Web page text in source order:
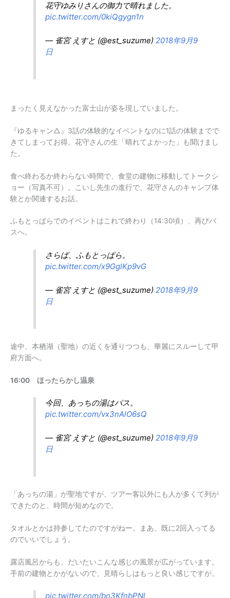
花守ゆみりさんの御力で晴れました。
pic.twitter.com/0kiQgygn1n
— 雀宮 えすと (@est_suzume)2018年9月9
日
まったく見えなかった富士山が姿を現していました。
『ゆるキャン△』3話の体験的なイベントなのに1話の体験までで
きてしまってお得。花守さんの生「晴れてよかった」も聞けまし
た。
食べ終わるか終わらない時間で、食堂の建物に移動してトークシ
ョー（写真不可）。こいし先生の進行で、花守さんのキャンプ体
験とか関連するお話。
ふもとっぱらでのイベントはこれで終わり（14:30頃）、再びバ
スへ。
さらば、ふもとっぱら。
pic.twitter.com/x9GglKp9vG
— 雀宮 えすと (@est_suzume)2018年9月9
日
途中、本栖湖（聖地）の近くを通りつつも、華麗にスルーして甲
府方面へ。
16:00 ほったらかし温泉
今回、あっちの湯はパス。
pic.twitter.com/vx3nAlO6sQ
— 雀宮 えすと (@est_suzume)2018年9月9
日
「あっちの湯」が聖地ですが、ツアー客以外にも人が多くて列が
できたのと、時間が短めなので。
タオルとかは持参してたのですがねー。まあ、既に2回入ってる
のでいいでしょう。
露店風呂からも、だいたいこんな感じの風景が広がっています。
手前の建物とかがないので、見晴らしはもっと良い感じですが。
pic.twitter.com/bo3KfnbPNl